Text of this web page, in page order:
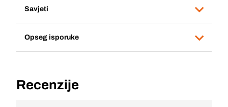
Savjeti
Opseg isporuke
Recenzije